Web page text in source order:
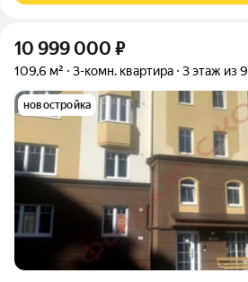
10 999 000 ₽
109,6 м² 3-комн. квартира 3 этаж из 9
новостройка